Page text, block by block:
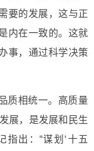
要的发展，这与正
内在一致的。这就
事，通过科学决策
质相统一。高质量
展，是发展和民生
出：“谋划‘十五